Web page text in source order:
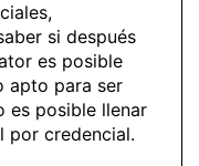
si después
es posible
apto para ser
es posible llenar
por credencial.